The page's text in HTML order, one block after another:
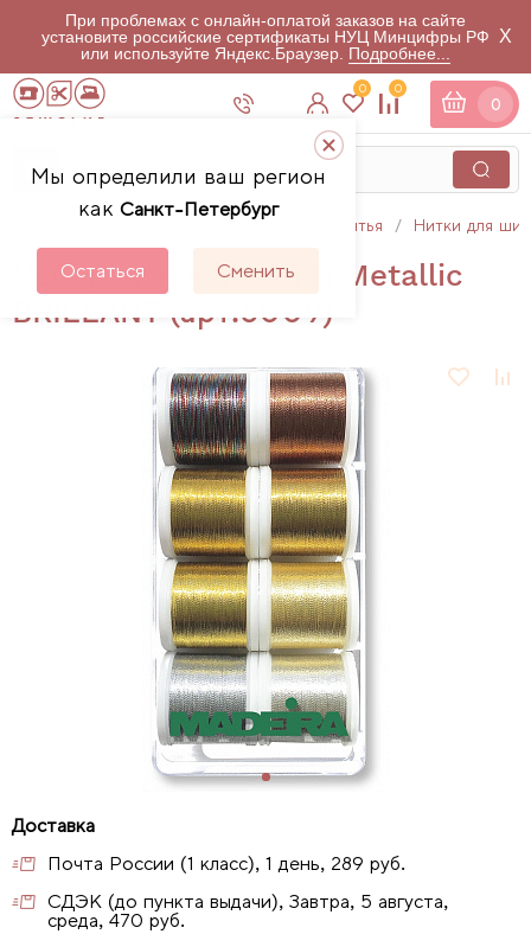
При проблемах с онлайн-оплатой заказов на сайте
установите российские сертификаты НУЦ Минцифры РФ
или используйте Яндекс.Браузер. Подробнее...
X
Мы определили ваш регион
как Санкт-Петербург
Остаться Сменить
0 0
0
Аксессуары для шитья Нитки для
Набор ниток Madeira Metallic
BRILLANT (арт.8009)
Почта России (1 класс), 1 день, 289 руб.
СДЭК (до пункта выдачи), Завтра, 5 августа,
среда, 470 руб.